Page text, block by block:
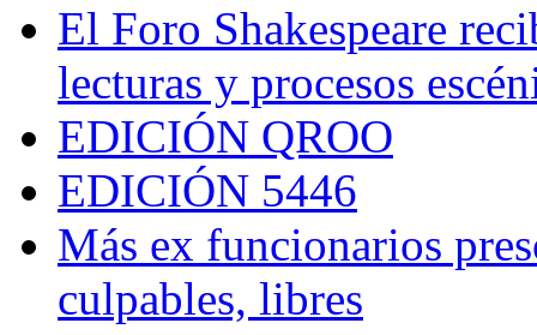
El Foro Shakespeare
lecturas y procesos
EDICIÓN QROO
EDICIÓN 5446
Más ex funcionarios
culpables, libres